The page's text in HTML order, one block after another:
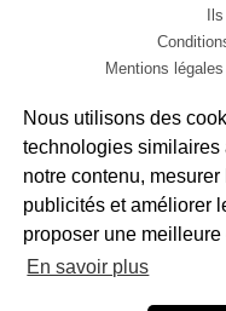
Nous utilisons des
technologies
notre contenu,
publicités et améliorer
proposer une
En savoir plus
Mentions
Français
Tous droits